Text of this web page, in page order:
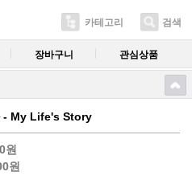
카테고리 검색
장바구니 관심상품
- My Life's Story
원
원